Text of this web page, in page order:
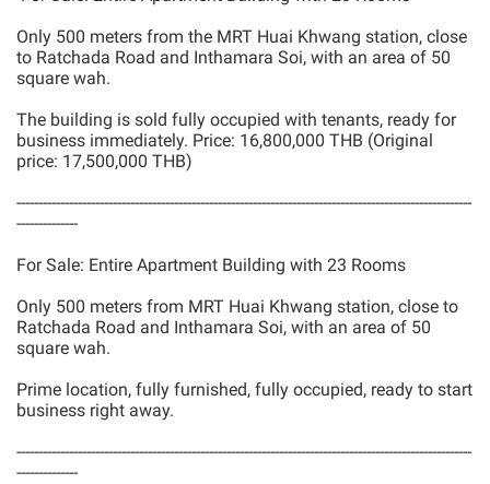
Only 500 meters from the MRT Huai Khwang station, close
to Ratchada Road and Inthamara Soi, with an area of 50
square wah.
The building is sold fully occupied with tenants, ready for
business immediately. Price: 16,800,000 THB (Original
price: 17,500,000 THB)
--------------------------------------------------------------------------------------------------------
--------------
For Sale: Entire Apartment Building with 23 Rooms
Only 500 meters from MRT Huai Khwang station, close to
Ratchada Road and Inthamara Soi, with an area of 50
square wah.
Prime location, fully furnished, fully occupied, ready to start
business right away.
--------------------------------------------------------------------------------------------------------
--------------